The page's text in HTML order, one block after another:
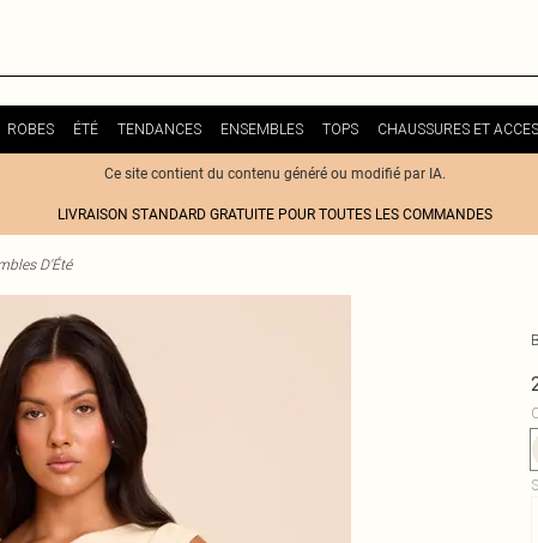
ROBES ÉTÉ TENDANCES ENSEMBLES TOPS CHAUSSURES ET
Ce site contient du contenu généré ou modifié par IA.
LIVRAISON STANDARD GRATUITE POUR TOUTES LES COMMANDES
D'Été